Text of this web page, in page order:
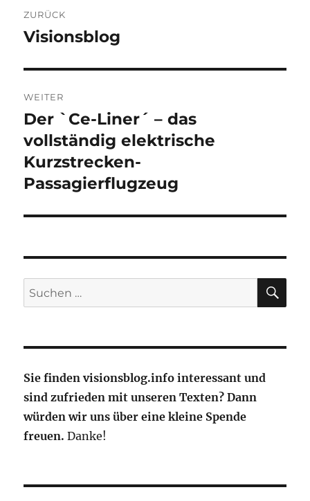
ZURÜCK
Vorheriger
Visionsblog
WEITER
Nächster
Beitrag:
Der `Ce-Liner´ – das
vollständig elektrische
Kurzstrecken-
Passagierflugzeug
Suche
nach:
Sie finden visionsblog.info interessant und
sind zufrieden mit unseren Texten? Dann
würden wir uns über eine kleine Spende
freuen. Danke!